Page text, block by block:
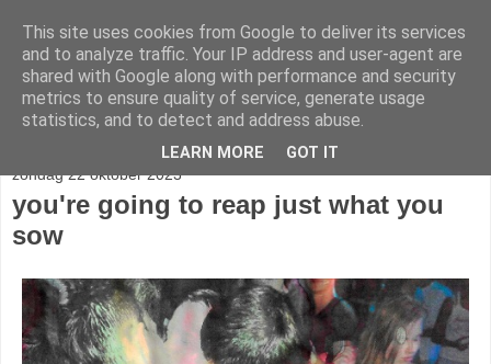
stereo
zondag 22 oktober 2023
you're going to reap just what you
sow
This site uses cookies from Google to deliver its services
and to analyze traffic. Your IP address and user-agent are
shared with Google along with performance and security
metrics to ensure quality of service, generate usage
statistics, and to detect and address abuse.
LEARN MORE GOT IT